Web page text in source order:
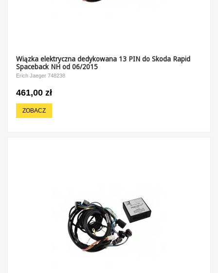
Wiązka elektryczna dedykowana 13 PIN do Skoda Rapid
Spaceback NH od 06/2015
Erich Jaeger 748238
461,00 zł
ZOBACZ